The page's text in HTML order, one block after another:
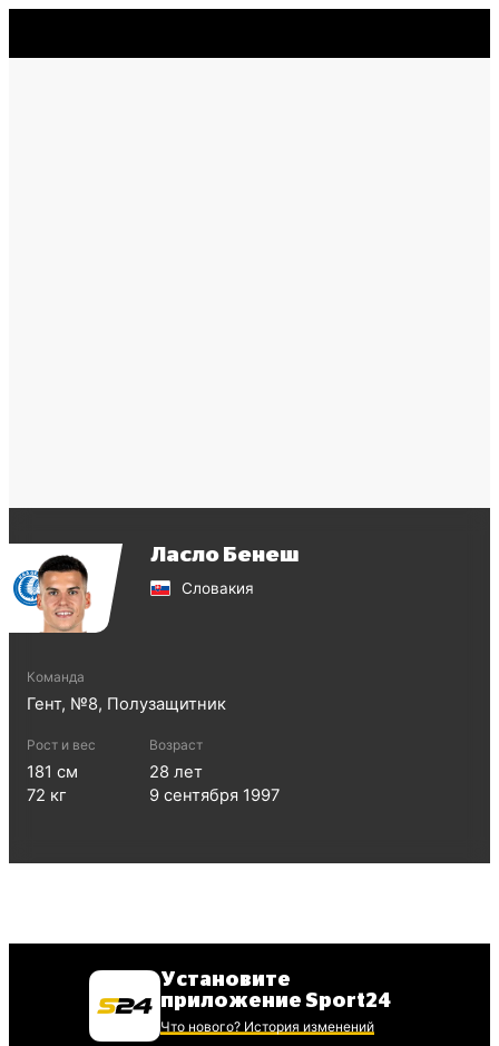
Ласло Бенеш
Словакия
Команда
Гент, №8, Полузащитник
Рост и вес
181 см
72 кг
Возраст
28 лет
9 сентября 1997
Установите
приложение Sport24
Что нового? История изменений